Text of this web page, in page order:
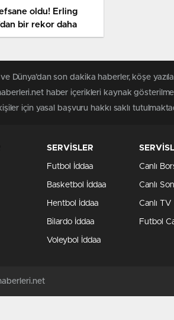
oldu! Erling
bir rekor daha
Dünya’dan son dakika haberler, köşe
haber içerikleri kaynak
için yasal başvuru hakkı saklı
SERVİSLER
Futbol İddaa
Basketbol İddaa
Hentbol İddaa
Bilardo İddaa
Voleybol İddaa
Canlı
Canlı
Canlı TV
Futbol